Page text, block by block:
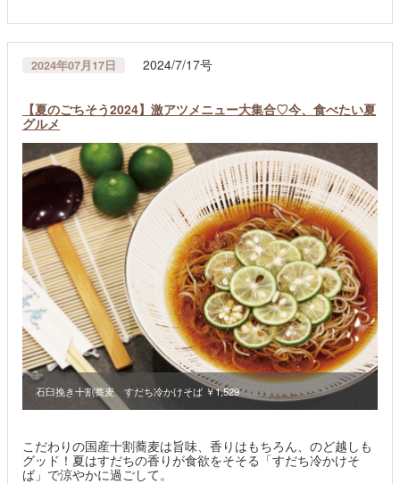
2024年07月17日 2024/7/17号
【夏のごちそう2024】激アツメニュー大集合♡今、食べたい夏
グルメ
石臼挽き十割蕎麦 すだち冷かけそば ￥1,529
こだわりの国産十割蕎麦は旨味、香りはもちろん、のど越しも
グッド！夏はすだちの香りが食欲をそそる「すだち冷かけそ
ば」で涼やかに過ごして。​